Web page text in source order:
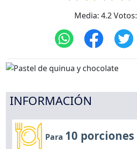
Media: 4.2Votos:
INFORMACIÓN
Para 10 porciones